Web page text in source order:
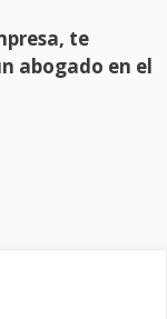
te
abogado en el